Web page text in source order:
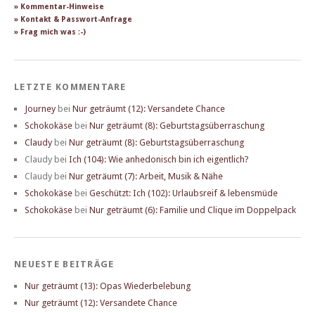
» Kommentar-Hinweise
» Kontakt & Passwort-Anfrage
» Frag mich was :-)
LETZTE KOMMENTARE
Journey bei Nur geträumt (12): Versandete Chance
Schokokäse bei Nur geträumt (8): Geburtstagsüberraschung
Claudy bei Nur geträumt (8): Geburtstagsüberraschung
Claudy bei Ich (104): Wie anhedonisch bin ich eigentlich?
Claudy bei Nur geträumt (7): Arbeit, Musik & Nähe
Schokokäse bei Geschützt: Ich (102): Urlaubsreif & lebensmüde
Schokokäse bei Nur geträumt (6): Familie und Clique im Doppelpack
NEUESTE BEITRÄGE
Nur geträumt (13): Opas Wiederbelebung
Nur geträumt (12): Versandete Chance